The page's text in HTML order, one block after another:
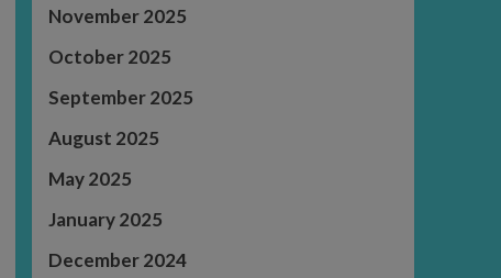
November 2025
October 2025
September 2025
August 2025
May 2025
January 2025
December 2024